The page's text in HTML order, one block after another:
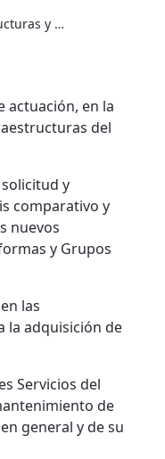
Infraestructuras y coordinación de plataformas
actuación, en la
del
y
comparativo y
nuevos
y Grupos
las
la adquisición de
Servicios del
de
general y de su